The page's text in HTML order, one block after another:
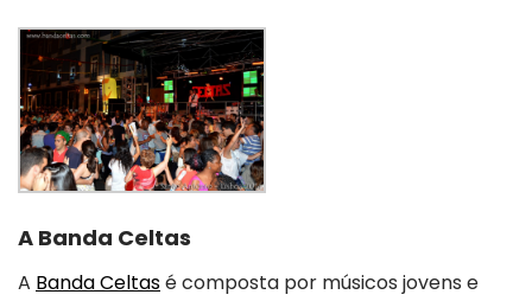
A Banda Celtas
A Banda Celtasé composta por músicos jovens e